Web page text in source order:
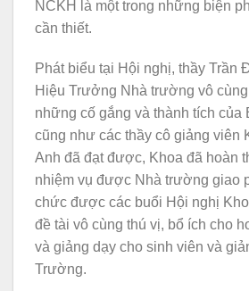
NCKH là một trong những biện
cần thiết.
Phát biểu tại Hội nghị, thầy Trần
Hiệu Trưởng Nhà trường vô
những cố gắng và thành tích của
cũng như các thầy cô giảng viên
Anh đã đạt được, Khoa đã hoàn
nhiệm vụ được Nhà trường giao
chức được các buổi Hội nghị
đề tài vô cùng thú vị, bổ ích cho
và giảng dạy cho sinh viên và
Trường.